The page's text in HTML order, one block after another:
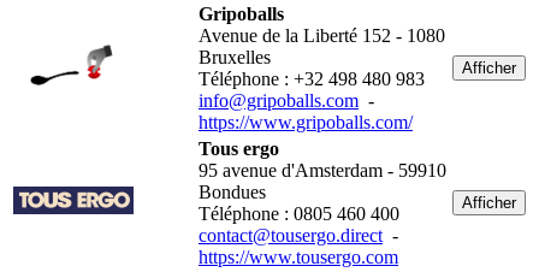
Gripoballs
Avenue de la Liberté 152 - 1080
Bruxelles
Téléphone : +32 498 480 983
info@gripoballs.com -
https://www.gripoballs.com/
Afficher
Tous ergo
95 avenue d'Amsterdam - 59910
Bondues
Téléphone : 0805 460 400
contact@tousergo.direct -
https://www.tousergo.com
Afficher